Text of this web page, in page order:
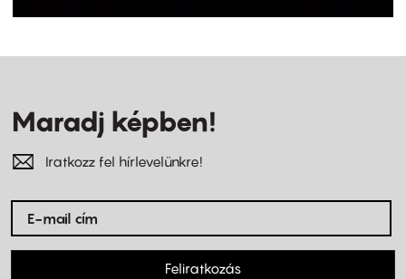
Maradj képben!
Iratkozz fel hírlevelünkre!
Feliratkozás